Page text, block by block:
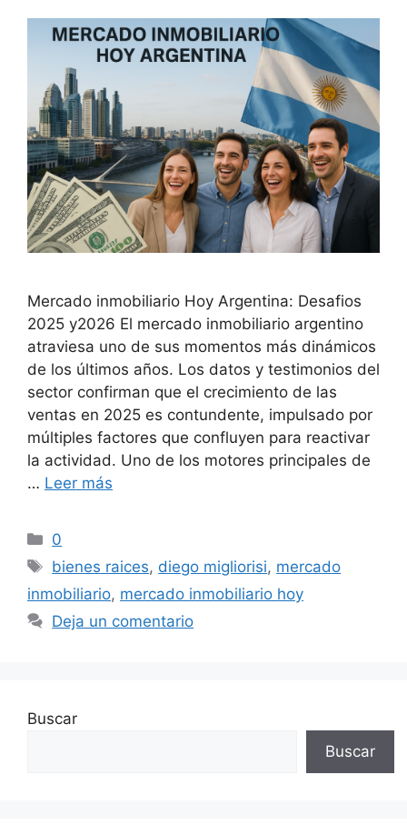
Mercado inmobiliario Hoy Argentina: Desafios
2025 y2026 El mercado inmobiliario argentino
atraviesa uno de sus momentos más dinámicos
de los últimos años. Los datos y testimonios del
sector confirman que el crecimiento de las
ventas en 2025 es contundente, impulsado por
múltiples factores que confluyen para reactivar
la actividad. Uno de los motores principales de
… Leer más
Categorías
0
Etiquetas
bienes raices, diego migliorisi, mercado
inmobiliario, mercado inmobiliario hoy
Deja un comentario
Buscar
Buscar